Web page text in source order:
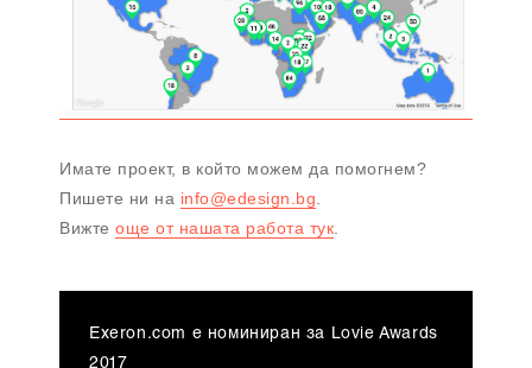
Имате проект, в който можем да помогнем?
Пишете ни на info@edesign.bg
Вижте още от нашата работа тук
Exeron.com е номиниран за Lovie Awards
2017